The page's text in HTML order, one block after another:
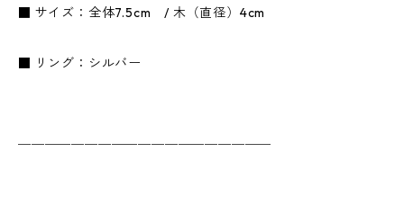
■ サイズ：全体7.5cm / 木（直径）4cm
■ リング：シルバー